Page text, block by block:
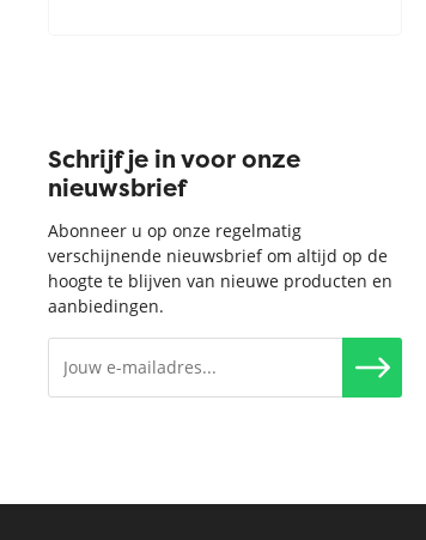
Schrijf je in voor onze
nieuwsbrief
Abonneer u op onze regelmatig
verschijnende nieuwsbrief om altijd op de
hoogte te blijven van nieuwe producten en
aanbiedingen.